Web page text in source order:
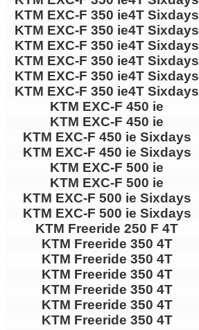
KTM EXC-F 350 ie4T Sixdays
KTM EXC-F 350 ie4T Sixdays
KTM EXC-F 350 ie4T Sixdays
KTM EXC-F 350 ie4T Sixdays
KTM EXC-F 350 ie4T Sixdays
KTM EXC-F 350 ie4T Sixdays
KTM EXC-F 450 ie
KTM EXC-F 450 ie
KTM EXC-F 450 ie Sixdays
KTM EXC-F 450 ie Sixdays
KTM EXC-F 500 ie
KTM EXC-F 500 ie
KTM EXC-F 500 ie Sixdays
KTM EXC-F 500 ie Sixdays
KTM Freeride 250 F 4T
KTM Freeride 350 4T
KTM Freeride 350 4T
KTM Freeride 350 4T
KTM Freeride 350 4T
KTM Freeride 350 4T
KTM Freeride 350 4T